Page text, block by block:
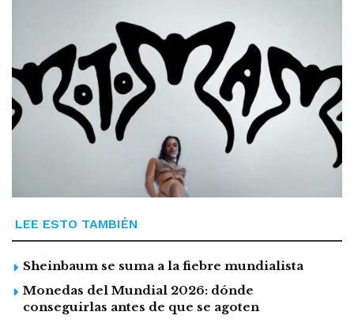
LEE ESTO TAMBIÉN
Sheinbaum se suma a la fiebre mundialista
Monedas del Mundial 2026: dónde
conseguirlas antes de que se agoten